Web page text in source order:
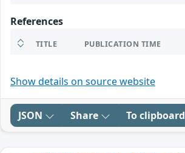
References
TITLE PUBLICATION TIME
Show details on source website
JSON Share To clipboard